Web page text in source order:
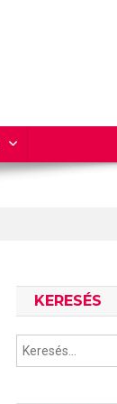
KERESÉS